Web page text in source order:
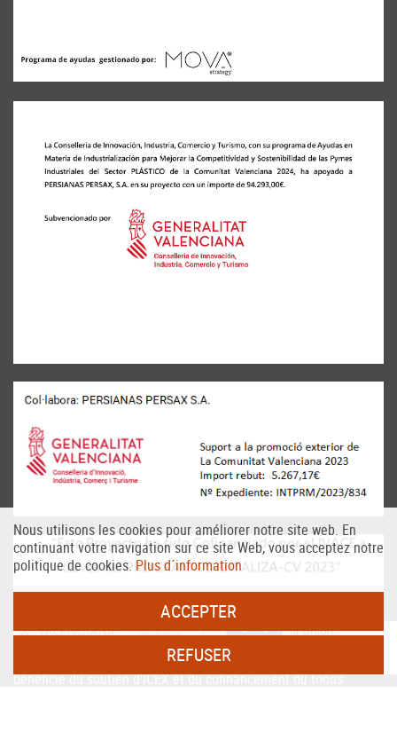
PERSAX, S.A. Dans le cadre du programme ICEX Next, il a
bénéficié du soutien d'ICEX et du cofinancement du fonds
Nous utilisons les cookies pour améliorer notre site web. En
continuant votre navigation sur ce site Web, vous acceptez notre
politique de cookies.Plus d´information
ACCEPTER
REFUSER